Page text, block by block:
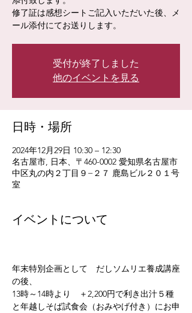
修了証は感想シートご記入いただいた後、メ
ール添付にてお送りします。
受付が終了しました
他のイベントを見る
日時・場所
2024年12月29日 10:30 – 12:30
名古屋市, 日本、〒460-0002 愛知県名古屋市
中区丸の内２丁目９−２７ 鹿島ビル２０１号
室
イベントについて
年末特別企画として　だしソムリエ養成講座
の後、
13時～14時より　＋2,200円で利き出汁５種
と年越しそば試食会（おみやげ付き）にお申